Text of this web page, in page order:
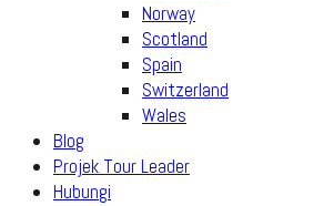
Norway
Scotland
Spain
Switzerland
Wales
Blog
Projek Tour Leader
Hubungi